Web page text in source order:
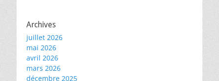
Archives
juillet 2026
mai 2026
avril 2026
mars 2026
décembre 2025